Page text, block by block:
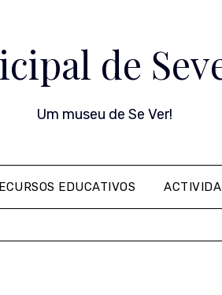
de
Um museu de Se Ver!
EDUCATIVOS